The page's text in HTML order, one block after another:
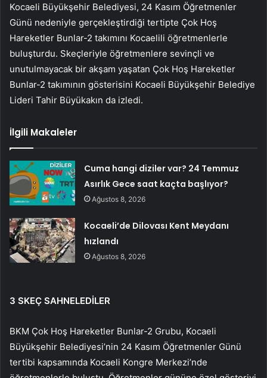
Kocaeli Büyükşehir Belediyesi, 24 Kasım Öğretmenler
Günü nedeniyle gerçekleştirdiği tertipte Çok Hoş
Hareketler Bunlar-2 takımını Kocaelili öğretmenlerle
buluşturdu. Skeçleriyle öğretmenlere sevinçli ve
unutulmayacak bir akşam yaşatan Çok Hoş Hareketler
Bunlar-2 takımının gösterisini Kocaeli Büyükşehir Belediye
Lideri Tahir Büyükakın da izledi.
İlgili Makaleler
Cuma hangi diziler var? 24 Temmuz
Asırlık Gece saat kaçta başlıyor?
Ağustos 8, 2026
Kocaeli’de Dilovası Kent Meydanı
hızlandı
Ağustos 8, 2026
3 SKEÇ SAHNELEDİLER
BKM Çok Hoş Hareketler Bunlar-2 Grubu, Kocaeli
Büyükşehir Belediyesi’nin 24 Kasım Öğretmenler Günü
tertibi kapsamında Kocaeli Kongre Merkezi’nde